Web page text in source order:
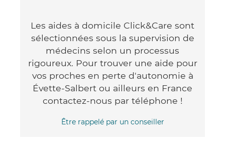
Les aides à domicile Click&Care sont
sélectionnées sous la supervision de
médecins selon un processus
rigoureux. Pour trouver une aide pour
vos proches en perte d'autonomie à
Évette-Salbert ou ailleurs en France
contactez-nous par téléphone !
Être rappelé par un conseiller